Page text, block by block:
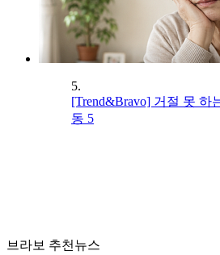
5.
[Trend&Bravo] 거절 못 하
동 5
브라보 추천뉴스